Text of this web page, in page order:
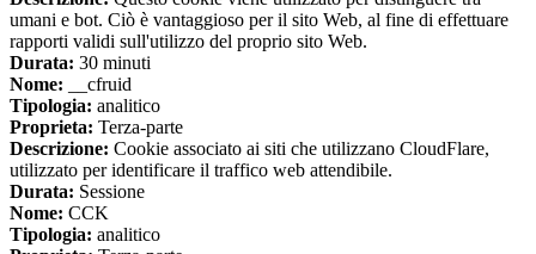
umani e bot. Ciò è vantaggioso per il sito Web, al fine di effettuare
rapporti validi sull'utilizzo del proprio sito Web.
Durata: 30 minuti
Nome: __cfruid
Tipologia: analitico
Proprieta: Terza-parte
Descrizione: Cookie associato ai siti che utilizzano CloudFlare,
utilizzato per identificare il traffico web attendibile.
Durata: Sessione
Nome: CCK
Tipologia: analitico